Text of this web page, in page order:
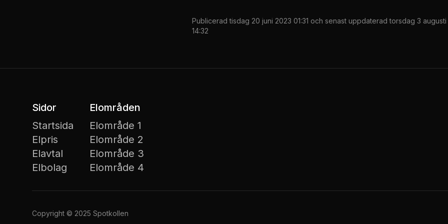
Publiceradtisdag 20 juni 2023 01:31 och senast uppdateradtorsdag 3
14:32
Sidor
Startsida
Elpris
Elavtal
Elbolag
Elområden
Elområde 1
Elområde 2
Elområde 3
Elområde 4
Copyright © 2025 Spotkollen